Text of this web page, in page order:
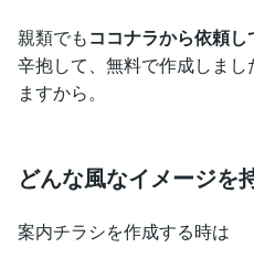
親類でもココナラから依頼
辛抱して、無料で作成しま
ますから。
どんな風なイメージを
案内チラシを作成する時は